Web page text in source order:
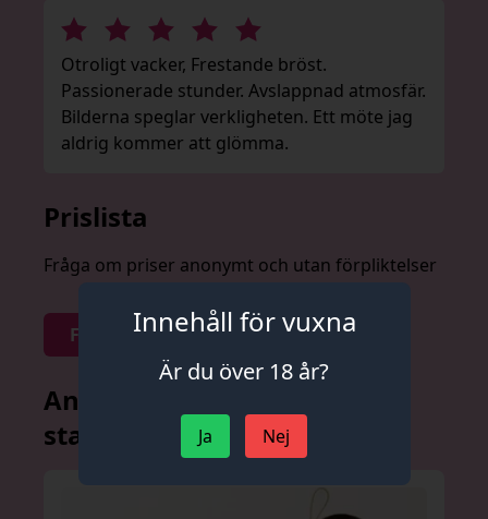
Otroligt vacker, Frestande bröst.
Passionerade stunder. Avslappnad atmosfär.
Bilderna speglar verkligheten. Ett möte jag
aldrig kommer att glömma.
Prislista
Fråga om priser anonymt och utan förpliktelser
Fråga om priser
Andra annonser från denna
stad
Innehåll för vuxna
Är du över 18 år?
Ja Nej